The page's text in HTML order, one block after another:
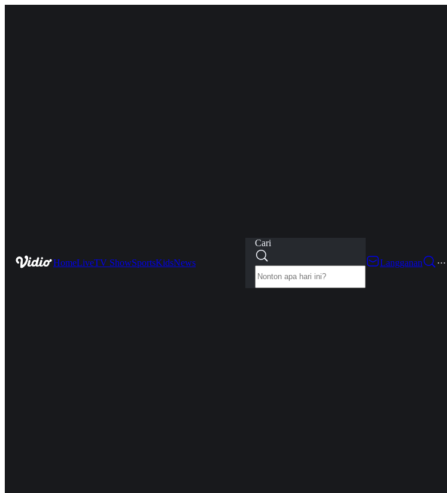
HomeLiveTV ShowSportsKidsNews
Cari
Langganan
···